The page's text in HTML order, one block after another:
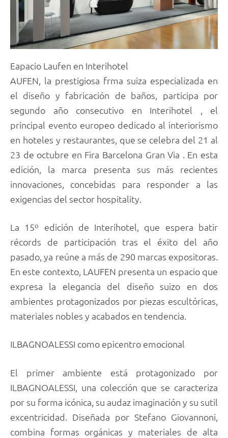
Eapacio Laufen en Interihotel
AUFEN, la prestigiosa frma suiza especializada en
el diseño y fabricación de baños, participa por
segundo año consecutivo en Interihotel , el
principal evento europeo dedicado al interiorismo
en hoteles y restaurantes, que se celebra del 21 al
23 de octubre en Fira Barcelona Gran Via . En esta
edición, la marca presenta sus más recientes
innovaciones, concebidas para responder a las
exigencias del sector hospitality.
La 15º edición de Interihotel, que espera batir
récords de participación tras el éxito del año
pasado, ya reúne a más de 290 marcas expositoras.
En este contexto, LAUFEN presenta un espacio que
expresa la elegancia del diseño suizo en dos
ambientes protagonizados por piezas escultóricas,
materiales nobles y acabados en tendencia.
ILBAGNOALESSI como epicentro emocional
El primer ambiente está protagonizado por
ILBAGNOALESSI, una colección que se caracteriza
por su forma icónica, su audaz imaginación y su sutil
excentricidad. Diseñada por Stefano Giovannoni,
combina formas orgánicas y materiales de alta